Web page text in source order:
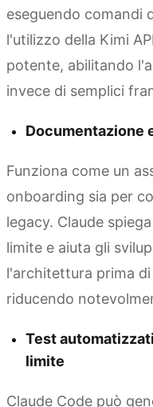
eseguendo comandi
l'utilizzo della Kimi
potente, abilitando
invece di semplici
Documentazione
Funziona come un
onboarding sia per
legacy. Claude
limite e aiuta gli
l'architettura prima
riducendo
Test
limite
Claude Code può